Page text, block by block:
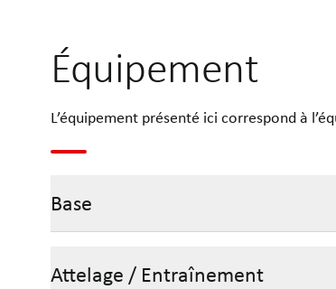
Équipement
L’équipement présenté ici correspond à
Base
Attelage / Entraînement